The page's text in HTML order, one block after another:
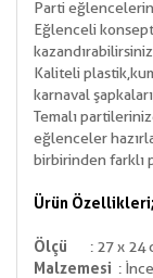
Parti
Eğlenceli
kazandırabilirsiniz.
Kaliteli
karnaval
Temalı
eğlenceler
birbirinden farklı
Ürün Özellikleri;
Ölçü
: 27 x 24
Malzemesi :